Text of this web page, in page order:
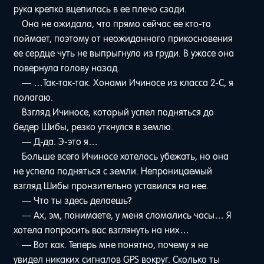
рука крепко вцепилась в ее плечо сзади.
Она не ожидала, что прямо сейчас ее кто-то
поймает, поэтому от неожиданного прикосновения
ее сердце чуть не выпрыгнуло из груди. В ужасе она
повернула голову назад.
— …Так-так-так. Хонами Ичиносе из класса 2-C, я
полагаю.
Взгляд Ичиносе, который успел подняться до
бедер Шибы, резко уткнулся в землю.
— Д-да. Э-это я…
Больше всего Ичиносе хотелось убежать, но она
не успела подняться с земли. Непроницаемый
взгляд Шибы пронзительно уставился на нее.
— Что ты здесь делаешь?
— Ах, эм, понимаете, у меня сломались часы… Я
хотела попросить вас взглянуть на них…
— Вот как. Теперь мне понятно, почему я не
увидел никаких сигналов GPS вокруг. Сколько ты